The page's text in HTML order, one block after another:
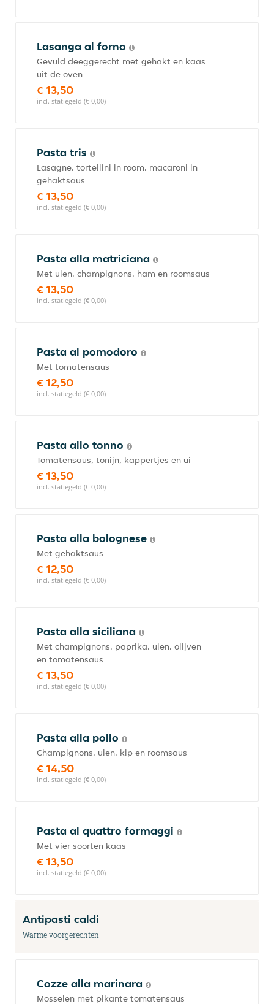
Lasanga al forno
Gevuld deeggerecht met gehakt en kaas
uit de oven
€ 13,50
incl. statiegeld (€ 0,00)
Pasta tris
Lasagne, tortellini in room, macaroni in
gehaktsaus
€ 13,50
incl. statiegeld (€ 0,00)
Pasta alla matriciana
Met uien, champignons, ham en roomsaus
€ 13,50
incl. statiegeld (€ 0,00)
Pasta al pomodoro
Met tomatensaus
€ 12,50
incl. statiegeld (€ 0,00)
Pasta allo tonno
Tomatensaus, tonijn, kappertjes en ui
€ 13,50
incl. statiegeld (€ 0,00)
Pasta alla bolognese
Met gehaktsaus
€ 12,50
incl. statiegeld (€ 0,00)
Pasta alla siciliana
Met champignons, paprika, uien, olijven
en tomatensaus
€ 13,50
incl. statiegeld (€ 0,00)
Pasta alla pollo
Champignons, uien, kip en roomsaus
€ 14,50
incl. statiegeld (€ 0,00)
Pasta al quattro formaggi
Met vier soorten kaas
€ 13,50
incl. statiegeld (€ 0,00)
Antipasti caldi
Warme voorgerechten
Cozze alla marinara
Mosselen met pikante tomatensaus